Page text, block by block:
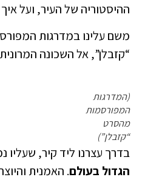
ההיסטוריה של העיר, ועל
משם עלינו במדרגות
“קזבלן”, אל השכונה
(המדרגות
המפורסמות
מהסרט
“קזבלן”)
בדרך עצרנו ליד קיר, שעליו
הגדול בעולם. האמנית